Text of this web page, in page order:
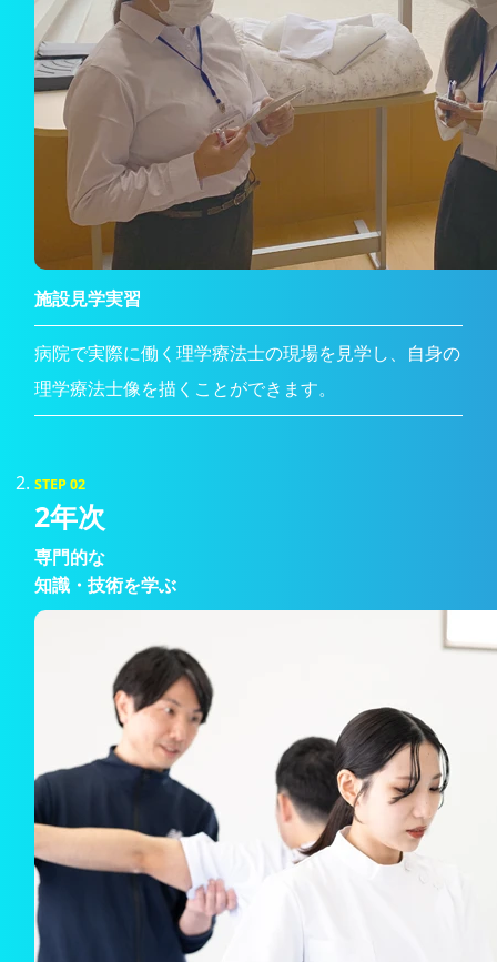
施設見学実習
病院で実際に働く理学療法士の現場を見学し、自身の
理学療法士像を描くことができます。
STEP 02
2年次
専門的な
知識・技術を学ぶ